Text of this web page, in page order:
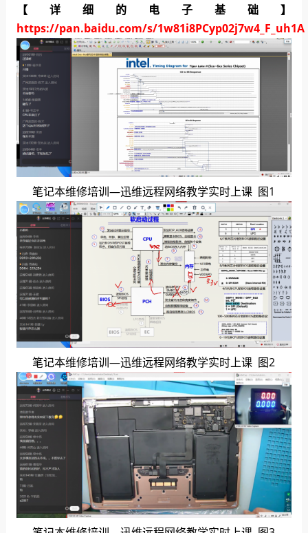
【详细的电子基础】
https://pan.baidu.com/s/1w81i8PCyp02j7w4_F_uh1A
笔记本维修培训—迅维远程网络教学实时上课 图1
笔记本维修培训—迅维远程网络教学实时上课 图2